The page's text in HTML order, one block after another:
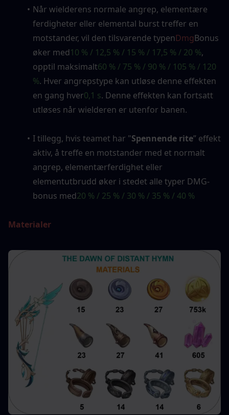
Når wielderens normale angrep, elementære
ferdigheter eller elemental burst treffer en
motstander, vil den tilsvarende typenDmgBonus
øker med10 % / 12,5 % / 15 % / 17,5 % / 20 %,
opptil maksimalt60 % / 75 % / 90 % / 105 % / 120
%. Hver angrepstype kan utløse denne effekten
en gang hver0,1 s. Denne effekten kan fortsatt
utløses når wielderen er utenfor banen.
I tillegg, hvis teamet har "Spennende rite” effekt
aktiv, å treffe en motstander med et normalt
angrep, elementærferdighet eller
elementutbrudd øker i stedet alle typer DMG-
bonus med20 % / 25 % / 30 % / 35 % / 40 %
Materialer